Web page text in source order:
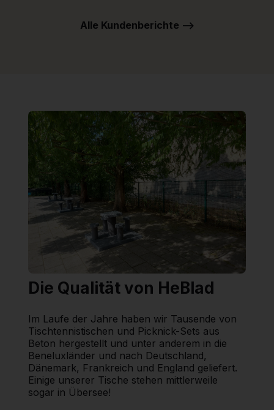
Alle Kundenberichte -->
Die Qualität von HeBlad
Im Laufe der Jahre haben wir Tausende von
Tischtennistischen und Picknick-Sets aus
Beton hergestellt und unter anderem in die
Beneluxländer und nach Deutschland,
Dänemark, Frankreich und England geliefert.
Einige unserer Tische stehen mittlerweile
sogar in Übersee!